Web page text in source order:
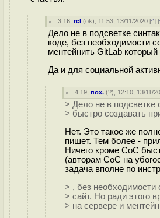
3.16 ,rcl (ok), 11:53, 13/11/2020 [^] [
Дело не в подсветке
коде, без необходимости
ментейнить GitLab
Да и для социальной
4.19 ,пох. (?), 12:10, 13/11/
> Дело не в подсветке
> быстро создавать
Нет. Это такое же
пишет. Тем более -
Ничего кроме CoC
(авторам CoC на
задача вполне по
> , без необходимости
> сайт. Но ради этого
> на сервере и